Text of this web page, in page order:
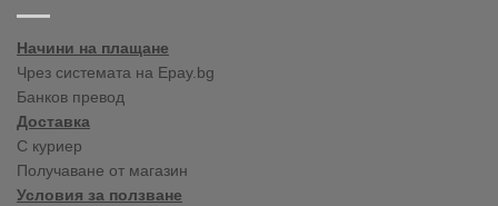
Начини на плащане
Чрез системата на Epay.bg
Банков превод
Доставка
С куриер
Получаване от магазин
Условия за ползване